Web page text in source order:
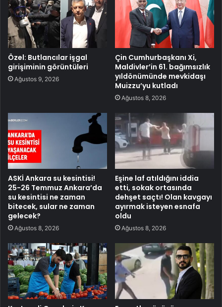
Özel: Butlancılar işgal
girişiminin görüntüleri
Ağustos 9, 2026
Çin Cumhurbaşkanı Xi,
Maldivler’in 61. bağımsızlık
yıldönümünde mevkidaşı
Muizzu’yu kutladı
Ağustos 8, 2026
ASKİ Ankara su kesintisi!
25-26 Temmuz Ankara’da
su kesintisi ne zaman
bitecek, sular ne zaman
gelecek?
Ağustos 8, 2026
Eşine laf atıldığını iddia
etti, sokak ortasında
dehşet saçtı! Olan kavgayı
ayırmak isteyen esnafa
oldu
Ağustos 8, 2026